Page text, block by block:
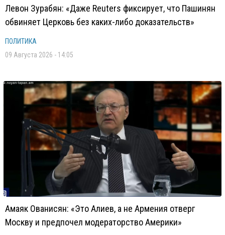
Левон Зурабян: «Даже Reuters фиксирует, что Пашинян
обвиняет Церковь без каких-либо доказательств»
ПОЛИТИКА
09 Августа 2026 - 14:05
Амаяк Ованисян: «Это Алиев, а не Армения отверг
Москву и предпочел модераторство Америки»